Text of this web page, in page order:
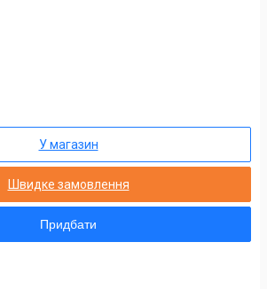
У магазин
Швидке замовлення
Придбати